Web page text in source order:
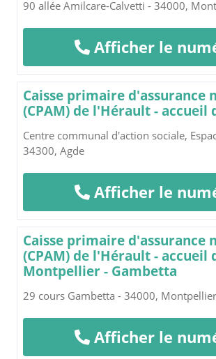
90 allée Amilcare-Calvetti - 34000,
Afficher le
Caisse primaire d'assurance
(CPAM) de l'Hérault - accueil
Centre communal d'action sociale,
34300, Agde
Afficher le
Caisse primaire d'assurance
(CPAM) de l'Hérault - accueil
Montpellier - Gambetta
29 cours Gambetta - 34000,
Afficher le